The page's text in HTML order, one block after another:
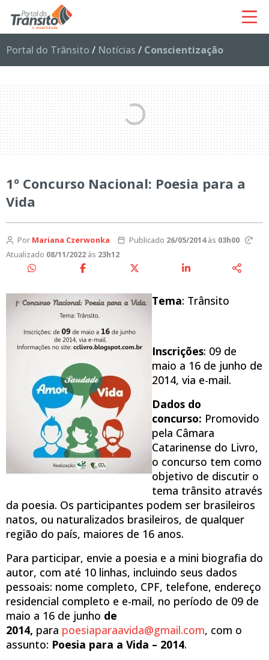
Portal do Trânsito / Notícias / Conscientização
1º Concurso Nacional: Poesia para a
Vida
Por Mariana Czerwonka Publicado 26/05/2014às 03h00
Atualizado 08/11/2022 às 23h12
Tema: Trânsito
Inscrições: 09 de
maio a 16 de junho de
2014, via e-mail.
Dados do
concurso: Promovido
pela Câmara
Catarinense do Livro,
o concurso tem como
objetivo de discutir o
tema trânsito através
da poesia. Os participantes podem ser brasileiros
natos, ou naturalizados brasileiros, de qualquer
região do país, maiores de 16 anos.
Para participar, envie a poesia e a mini biografia do
autor, com até 10 linhas, incluindo seus dados
pessoais: nome completo, CPF, telefone, endereço
residencial completo e e-mail, no período de 09 de
maio a 16 de junho de
2014, para poesiaparaavida@gmail.com, com o
assunto: Poesia para a Vida – 2014.